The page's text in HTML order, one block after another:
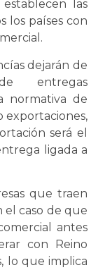
las
los países con
dejarán de
entregas
normativa de
exportaciones,
será el
ligada a
que traen
el caso de que
antes
con Reino
lo que implica